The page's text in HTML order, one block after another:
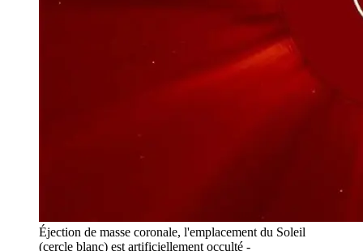
Éjection de masse coronale, l'emplacement du Soleil
(cercle blanc) est artificiellement occulté -